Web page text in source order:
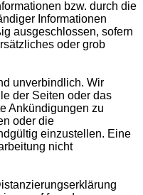
bzw. durch die
Informationen
ausgeschlossen, sofern
oder grob
unverbindlich. Wir
der Seiten oder das
Ankündigungen zu
oder die
einzustellen. Eine
nicht